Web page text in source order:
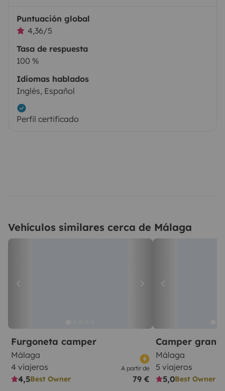
Puntuación global
4,36/5
Tasa de respuesta
100 %
Idiomas hablados
Inglés, Español
Perfil certificado
Vehículos similares cerca de Málaga
Furgoneta camper
Málaga
4 viajeros
4,5Best Owner
A partir de
79 €
Camper gran
Málaga
5 viajeros
5,0Best Owner